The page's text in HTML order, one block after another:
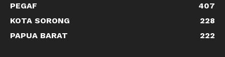
PEGAF
407
KOTA SORONG
228
PAPUA BARAT
222